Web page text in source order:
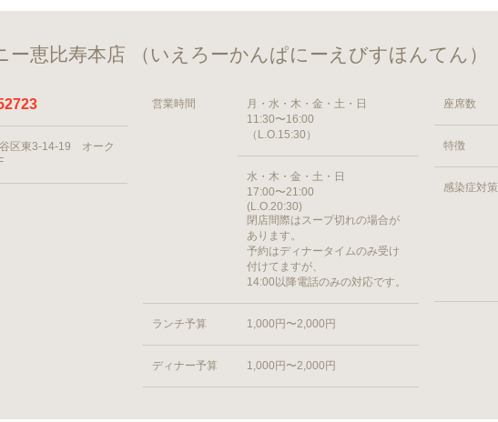
ー恵比寿本店 （いえろーかんぱにーえびすほんてん）
区東3-14-19 オーク
営業時間
月・水・木・金・土・日
11:30〜16:00
（L.O.15:30）
水・木・金・土・日
17:00〜21:00
(L.O.20:30)
閉店間際はスープ切れの場合が
あります。
予約はディナータイムのみ受け
付けてますが、
14:00以降電話のみの対応です。
ランチ予算 1,000円〜2,000円
ディナー予算 1,000円〜2,000円
座席数
特徴
感染症対策